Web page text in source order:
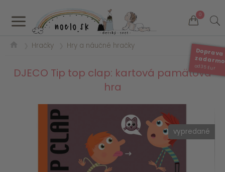
a 0
Doprava
od 35 Eur
Hračky Hry a náučné hračky
DJECO Tip top clap: kartová pamäťová
hra
vypredané